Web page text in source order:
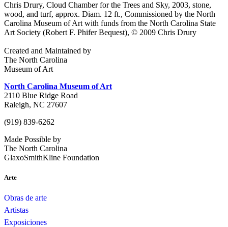
Chris Drury, Cloud Chamber for the Trees and Sky, 2003, stone,
wood, and turf, approx. Diam. 12 ft., Commissioned by the North
Carolina Museum of Art with funds from the North Carolina State
Art Society (Robert F. Phifer Bequest), © 2009 Chris Drury
Created and Maintained by
The North Carolina
Museum of Art
North Carolina Museum of Art
2110 Blue Ridge Road
Raleigh, NC 27607
(919) 839-6262
Made Possible by
The North Carolina
GlaxoSmithKline Foundation
Arte
Obras de arte
Artistas
Exposiciones